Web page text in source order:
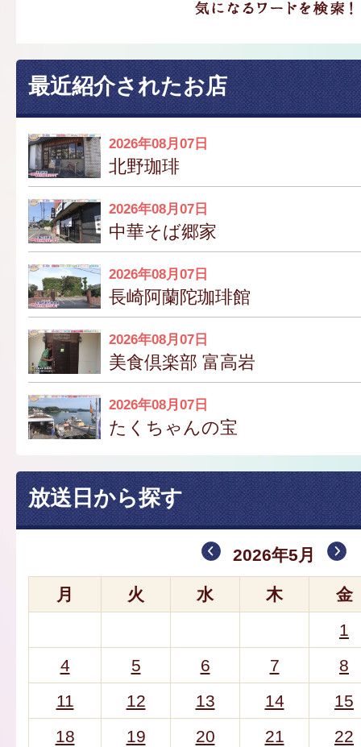
最近紹介されたお店
2026年08月07日
北野珈琲
2026年08月07日
中華そば郷家
2026年08月07日
長崎阿蘭陀珈琲館
2026年08月07日
美食倶楽部 富高岩
2026年08月07日
たくちゃんの宝
放送日から探す
2026年5月
月 火 水 木
金
1
4
5 6 7
8
11
12 13 14
15
18
19 20 21
22